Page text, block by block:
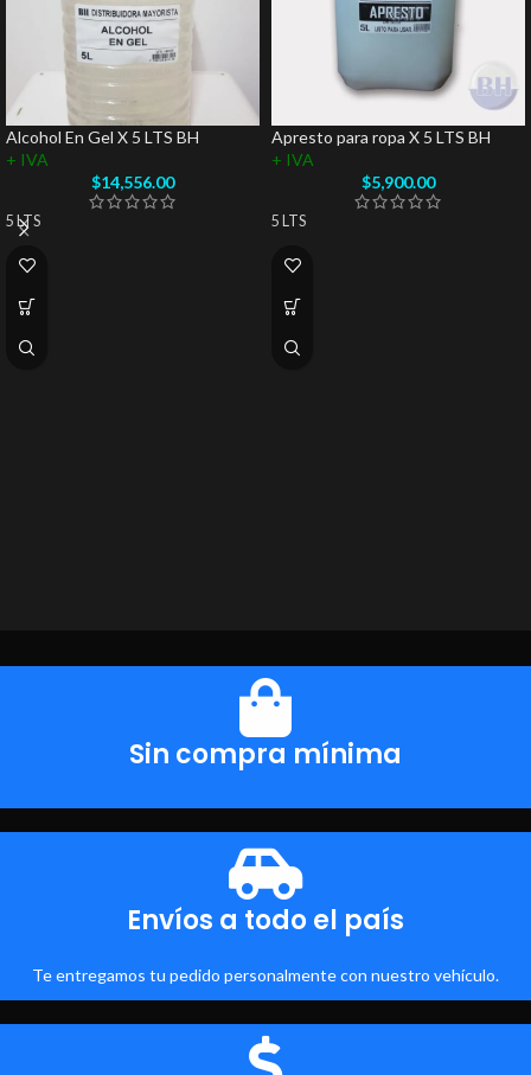
Alcohol En Gel X 5 LTS BH
+ IVA
$14,556.00
5 LTS
Apresto para ropa X 5 LTS BH
+ IVA
$5,900.00
5 LTS
Sin compra mínima
Envíos a todo el país
Te entregamos tu pedido personalmente con nuestro vehículo.